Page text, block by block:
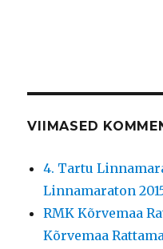
VIIMASED
4. Tartu
Linnamaraton
RMK Kõrvemaa
Kõrvemaa